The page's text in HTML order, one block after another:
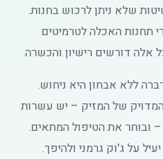
שלא ניתן לרכוש בחנות.
תחנות האכלה לטרמיטים
אלה דורשים רישיון והכשרה.
ללא אבחון היא ניחוש.
של המזיק – יש עשרות
– ובוחר את הטיפול המתאים.
על ג'וק גרמני ולהיפך.